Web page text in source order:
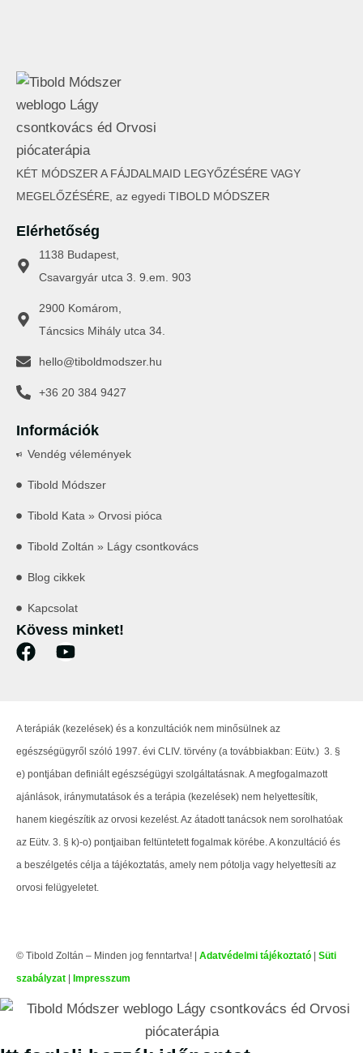
KÉT MÓDSZER A FÁJDALMAID LEGYŐZÉSÉRE VAGY
MEGELŐZÉSÉRE, az egyedi TIBOLD MÓDSZER
Elérhetőség
1138 Budapest,
Csavargyár utca 3. 9.em. 903
2900 Komárom,
Táncsics Mihály utca 34.
hello@tiboldmodszer.hu
+36 20 384 9427
Információk
Vendég vélemények
Tibold Módszer
Tibold Kata » Orvosi pióca
Tibold Zoltán » Lágy csontkovács
Blog cikkek
Kapcsolat
Kövess minket!
A terápiák (kezelések) és a konzultációk nem minősülnek az
egészségügyről szóló 1997. évi CLIV. törvény (a továbbiakban: Eütv.) 3. §
e) pontjában definiált egészségügyi szolgáltatásnak. A megfogalmazott
ajánlások, iránymutatások és a terápia (kezelések) nem helyettesítik,
hanem kiegészítik az orvosi kezelést. Az átadott tanácsok nem sorolhatóak
az Eütv. 3. § k)-o) pontjaiban feltüntetett fogalmak körébe. A konzultáció és
a beszélgetés célja a tájékoztatás, amely nem pótolja vagy helyettesíti az
orvosi felügyeletet.
© Tibold Zoltán – Minden jog fenntartva! | Adatvédelmi tájékoztató
Süti
szabályzat
Impresszum